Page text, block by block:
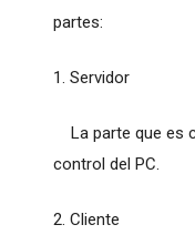
partes:
1. Servidor
La parte que es
control del PC.
2. Cliente